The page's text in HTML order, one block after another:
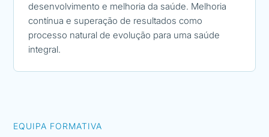
desenvolvimento e melhoria da saúde. Melhoria
contínua e superação de resultados como
processo natural de evolução para uma saúde
integral.
EQUIPA FORMATIVA